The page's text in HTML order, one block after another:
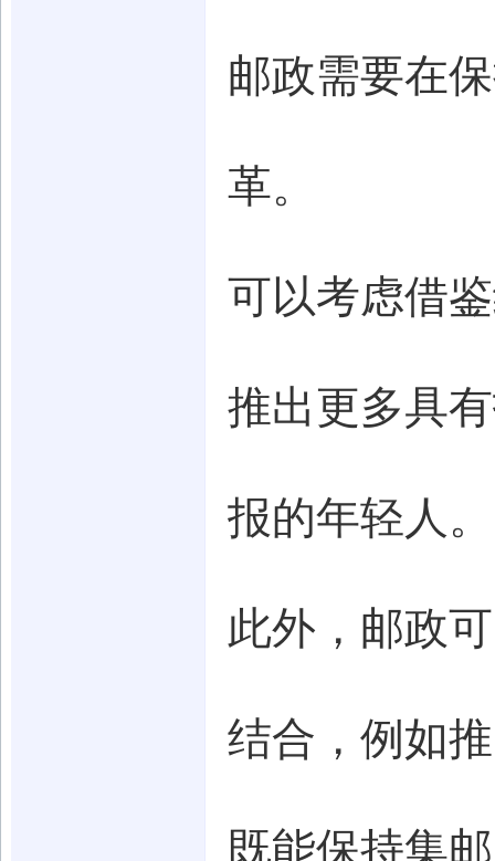
邮政需要在
革。
可以考虑借
推出更多具
报的年轻人。
此外，邮政
结合，例如
既能保持集